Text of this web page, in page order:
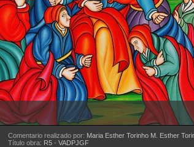
Comentario realizado por: Maria Esther Torinho M. Esther
Título obra: R5- VADPJGF